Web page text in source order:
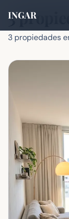
INGAR
3
3 propiedades